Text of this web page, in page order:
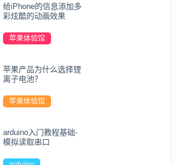
给iPhone的信息添加多
彩炫酷的动画效果
苹果体验馆
苹果产品为什么选择锂
离子电池？
苹果体验馆
arduino入门教程基础-
模拟读取串口